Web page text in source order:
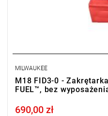
MILWAUKEE
M18 FID3-0 -
FUEL™, bez
Price tax included
690,00 zł